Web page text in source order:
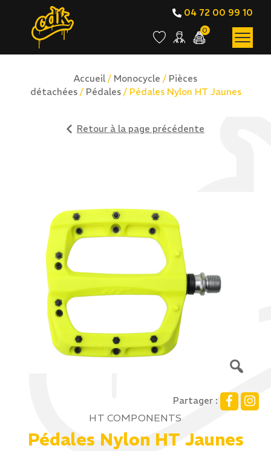
04 72 00 99 10
0
Accueil / Monocycle / Pièces
détachées/ Pédales/ Pédales Nylon HT Jaunes
Retour à la page précédente
Partager :
HT COMPONENTS
Pédales Nylon HT Jaunes